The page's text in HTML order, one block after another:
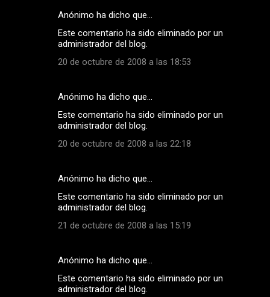
Anónimo ha dicho que…
Este comentario ha sido eliminado por un
administrador del blog.
20 de octubre de 2008 a las 18:53
Anónimo ha dicho que…
Este comentario ha sido eliminado por un
administrador del blog.
20 de octubre de 2008 a las 22:18
Anónimo ha dicho que…
Este comentario ha sido eliminado por un
administrador del blog.
21 de octubre de 2008 a las 15:19
Anónimo ha dicho que…
Este comentario ha sido eliminado por un
administrador del blog.